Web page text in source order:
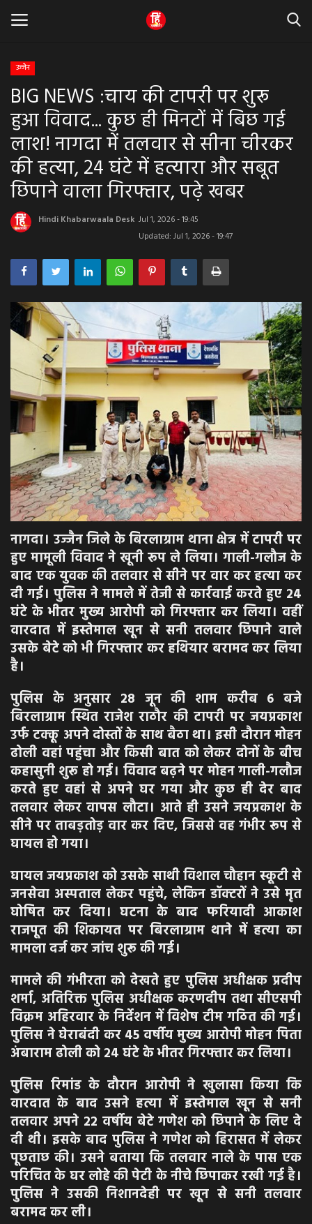
Home
धर्म & ज्योतिष
बड़ी खबर
मध्यप्रदेश
राजस्थान
व्यापार व्यवसाय
राजनीती
अपराध
मनोरंजन
खेल
एजुकेशन & करियर
हेल्थ & लाइफ स्टाइल
वीडियो
Gallery
उज्जैन
BIG NEWS :चाय की टापरी पर शुरू
हुआ विवाद... कुछ ही मिनटों में बिछ गई
लाश! नागदा में तलवार से सीना चीरकर
की हत्या, 24 घंटे में हत्यारा और सबूत
छिपाने वाला गिरफ्तार, पढ़े खबर
Hindi Khabarwaala Desk Jul 1, 2026 - 19:45
Updated: Jul 1, 2026 - 19:47
नागदा। उज्जैन जिले के बिरलाग्राम थाना क्षेत्र में टापरी पर
हुए मामूली विवाद ने खूनी रूप ले लिया। गाली-गलौज के
बाद एक युवक की तलवार से सीने पर वार कर हत्या कर
दी गई। पुलिस ने मामले में तेजी से कार्रवाई करते हुए 24
घंटे के भीतर मुख्य आरोपी को गिरफ्तार कर लिया। वहीं
वारदात में इस्तेमाल खून से सनी तलवार छिपाने वाले
उसके बेटे को भी गिरफ्तार कर हथियार बरामद कर लिया
है।
पुलिस के अनुसार 28 जून की शाम करीब 6 बजे
बिरलाग्राम स्थित राजेश राठौर की टापरी पर जयप्रकाश
उर्फ टक्कू अपने दोस्तों के साथ बैठा था। इसी दौरान मोहन
ढोली वहां पहुंचा और किसी बात को लेकर दोनों के बीच
कहासुनी शुरू हो गई। विवाद बढ़ने पर मोहन गाली-गलौज
करते हुए वहां से अपने घर गया और कुछ ही देर बाद
तलवार लेकर वापस लौटा। आते ही उसने जयप्रकाश के
सीने पर ताबड़तोड़ वार कर दिए, जिससे वह गंभीर रूप से
घायल हो गया।
घायल जयप्रकाश को उसके साथी विशाल चौहान स्कूटी से
जनसेवा अस्पताल लेकर पहुंचे, लेकिन डॉक्टरों ने उसे मृत
घोषित कर दिया। घटना के बाद फरियादी आकाश
राजपूत की शिकायत पर बिरलाग्राम थाने में हत्या का
मामला दर्ज कर जांच शुरू की गई।
मामले की गंभीरता को देखते हुए पुलिस अधीक्षक प्रदीप
शर्मा, अतिरिक्त पुलिस अधीक्षक करणदीप तथा सीएसपी
विक्रम अहिरवार के निर्देशन में विशेष टीम गठित की गई।
पुलिस ने घेराबंदी कर 45 वर्षीय मुख्य आरोपी मोहन पिता
अंबाराम ढोली को 24 घंटे के भीतर गिरफ्तार कर लिया।
पुलिस रिमांड के दौरान आरोपी ने खुलासा किया कि
वारदात के बाद उसने हत्या में इस्तेमाल खून से सनी
तलवार अपने 22 वर्षीय बेटे गणेश को छिपाने के लिए दे
दी थी। इसके बाद पुलिस ने गणेश को हिरासत में लेकर
पूछताछ की। उसने बताया कि तलवार नाले के पास एक
परिचित के घर लोहे की पेटी के नीचे छिपाकर रखी गई है।
पुलिस ने उसकी निशानदेही पर खून से सनी तलवार
बरामद कर ली।